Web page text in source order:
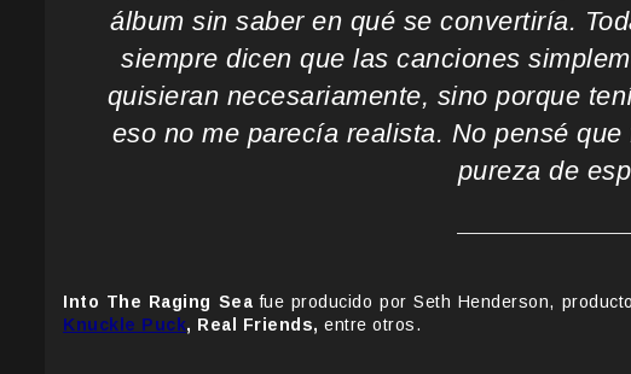
álbum sin saber en qué se convertiría.
siempre dicen que las canciones
quisieran necesariamente, sino porque
eso no me parecía realista. No pensé
pureza de
Into The Raging Sea fue producido por Seth Henderson,
Knuckle Puck, Real Friends, entre otros.